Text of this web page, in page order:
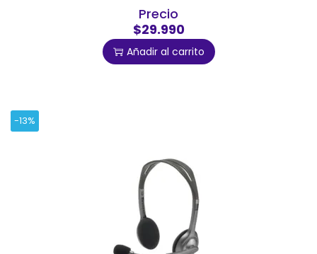
Precio
$29.990
Añadir al carrito
-13%